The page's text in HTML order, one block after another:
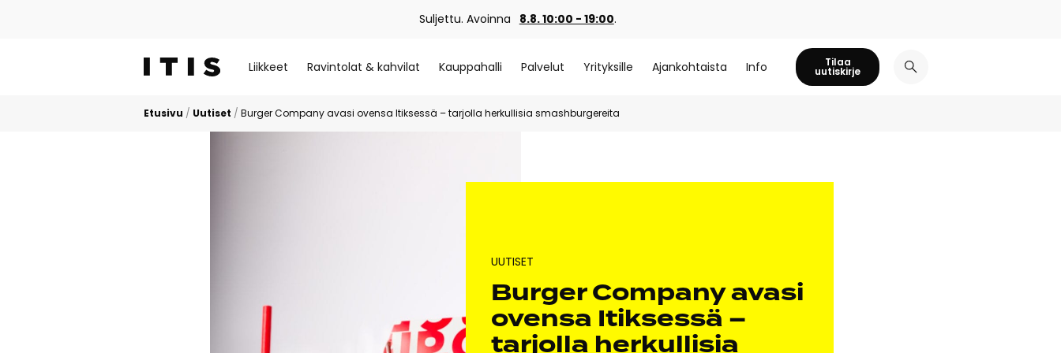
Suljettu. Avoinna 8.8. 10:00 - 19:00.
Liikkeet Ravintolat & kahvilat Kauppahalli Palvelut Yrityksille Ajankohtaista Info Tilaa
uutiskirje
Etusivu / Uutiset / Burger Company avasi ovensa Itiksessä – tarjolla herkullisia smashburgereita
Burger Company avasi
ovensa Itiksessä –
tarjolla herkullisia
UUTISET